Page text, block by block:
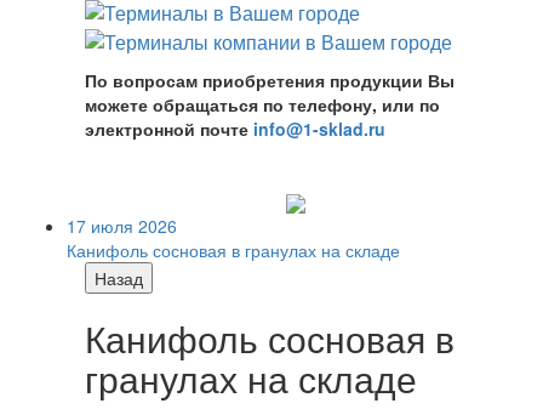
По вопросам приобретения продукции Вы
можете обращаться по телефону, или по
электронной почте info@1-sklad.ru
17 июля 2026
Канифоль сосновая в гранулах на складе
Назад
Канифоль сосновая в
гранулах на складе